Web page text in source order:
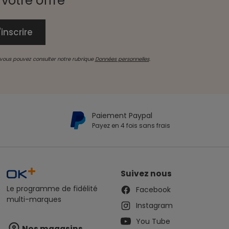
pouvez consulter notre rubrique Données personnelles.
Paiement Paypal
Payez en 4 fois sans frais
Le programme de fidélité
multi-marques
Suivez nous
Facebook
Instagram
You Tube